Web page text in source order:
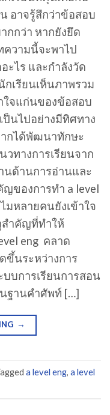
อาจรู้สึกว่าข้อสอบ
กกว่า หากยังยึด
ความนี้จะพาไป
ะไร และกำลังวัด
เรียนเห็นภาพรวม
ใจแก่นของข้อสอบ
ป็นไปอย่างมีทิศทาง
กได้พัฒนาทักษะ
ทางการเรียนจาก
นด้านการอ่านและ
ญของการทำ a level
มหลายคนยังเข้าใจ
สำคัญที่ทำให้
eng คลาด
ขึ้นระหว่างการ
บบการเรียนการสอน
ฐานคำศัพท์ […]
→
a level eng, a level